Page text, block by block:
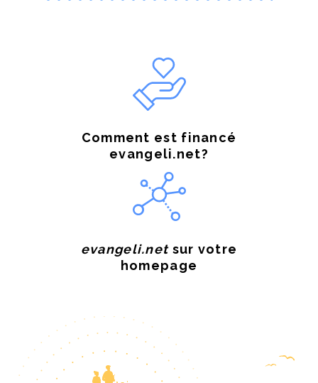
Comment est financé
evangeli.net?
evangeli.netsur votre
homepage